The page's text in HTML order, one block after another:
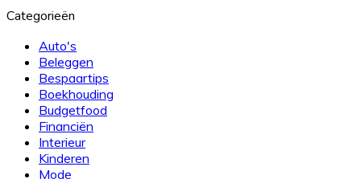
elke
lekkere
maaltijd
Categorieën
Auto's
Beleggen
Bespaartips
Boekhouding
Budgetfood
Financiën
Interieur
Kinderen
Mode